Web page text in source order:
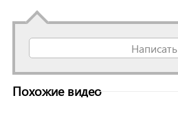
Написать
Похожие видео